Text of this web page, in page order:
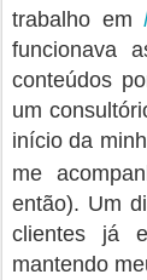
trabalho em
funcionava
conteúdos
um
início da
me
então). Um
clientes já
mantendo